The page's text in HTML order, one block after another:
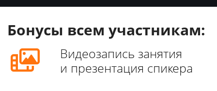
Бонусы всем участникам:
Видеозапись занятия
и презентация спикера